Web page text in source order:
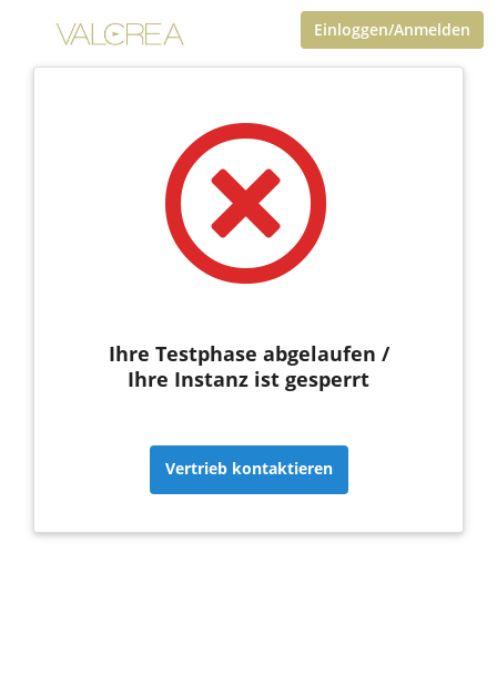
Einloggen/Anmelden
Ihre Testphase abgelaufen /
Ihre Instanz ist gesperrt
Vertrieb kontaktieren